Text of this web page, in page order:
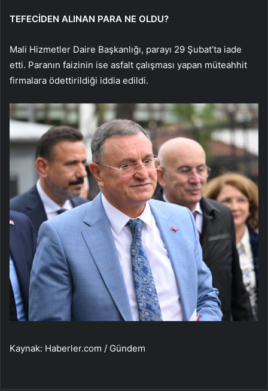
TEFECİDEN ALINAN PARA NE OLDU?
Mali Hizmetler Daire Başkanlığı, parayı 29 Şubat’ta iade
etti. Paranın faizinin ise asfalt çalışması yapan müteahhit
firmalara ödettirildiği iddia edildi.
Kaynak: Haberler.com / Gündem